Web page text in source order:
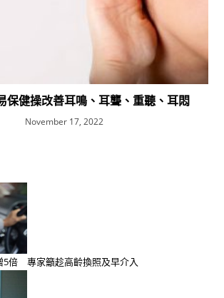
保健操改善耳鳴、耳聾、重聽、耳悶
November 17, 2022
5倍 專家籲趁高齡換照及早介入